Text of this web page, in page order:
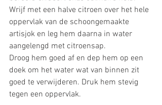
Wrijf met een halve citroen over het hele
oppervlak van de schoongemaakte
artisjok en leg hem daarna in water
aangelengd met citroensap.
Droog hem goed af en dep hem op een
doek om het water wat van binnen zit
goed te verwijderen. Druk hem stevig
tegen een oppervlak.